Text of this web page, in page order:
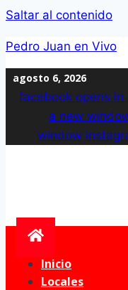
Saltar al contenido
Pedro Juan en Vivo
agosto 6, 2026
facebookopens in
a new
window
Inicio
Locales